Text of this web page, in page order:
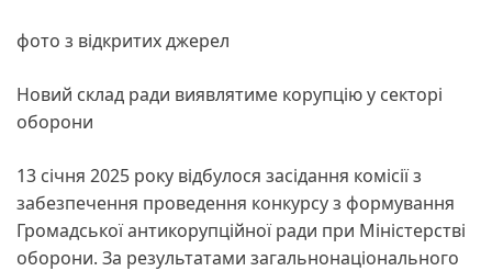
фото з відкритих джерел
Новий склад ради виявлятиме корупцію у секторі
оборони
13 січня 2025 року відбулося засідання комісії з
забезпечення проведення конкурсу з формування
Громадської антикорупційної ради при Міністерстві
оборони. За результатами загальнонаціонального